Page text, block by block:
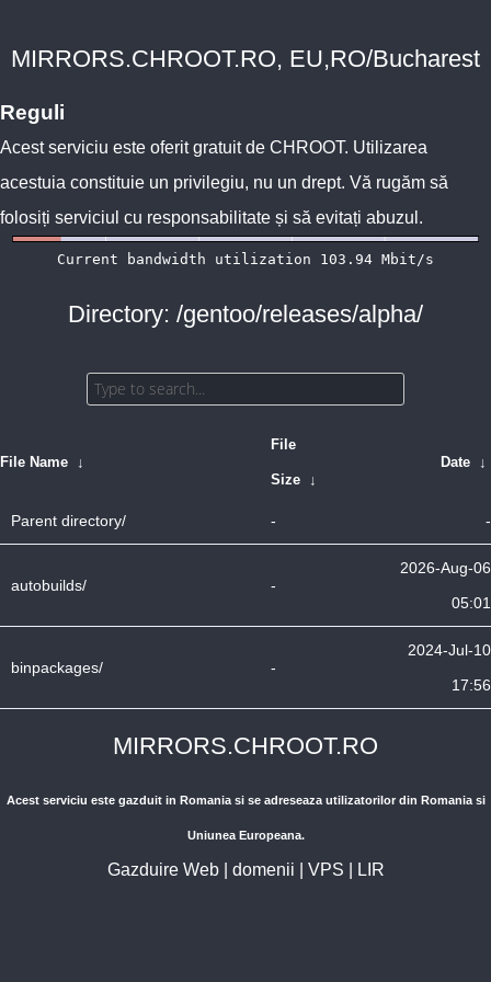
MIRRORS.CHROOT.RO, EU,RO/Bucharest
Reguli
Acest serviciu este oferit gratuit de CHROOT. Utilizarea
acestuia constituie un privilegiu, nu un drept. Vă rugăm să
folosiți serviciul cu responsabilitate și să evitați abuzul.
Directory: /gentoo/releases/alpha/
File Name ↓
File
Size ↓
Date ↓
Parent directory/ - -
autobuilds/ -
2026-Aug-06
05:01
binpackages/ -
2024-Jul-10
17:56
MIRRORS.CHROOT.RO
Acest serviciu este gazduit in Romania si se adreseaza utilizatorilor din Romania si
Uniunea Europeana.
Gazduire Web| domenii VPS LIR